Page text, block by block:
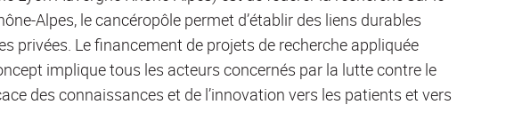
Alpes, le cancéropôle permet d’établir des liens durables
privées. Le financement de projets de recherche appliquée
implique tous les acteurs concernés par la lutte contre le
des connaissances et de l’innovation vers les patients et vers